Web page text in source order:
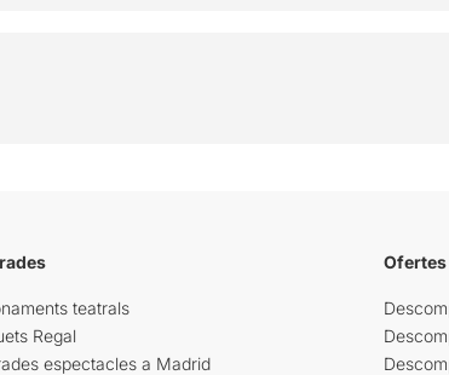
teatrals
Regal
espectacles a Madrid